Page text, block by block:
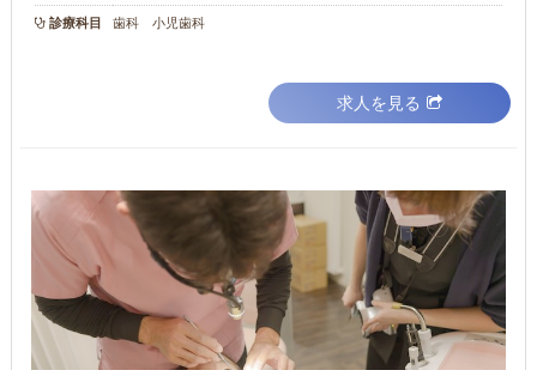
診療科目 歯科 小児歯科
求人を見る